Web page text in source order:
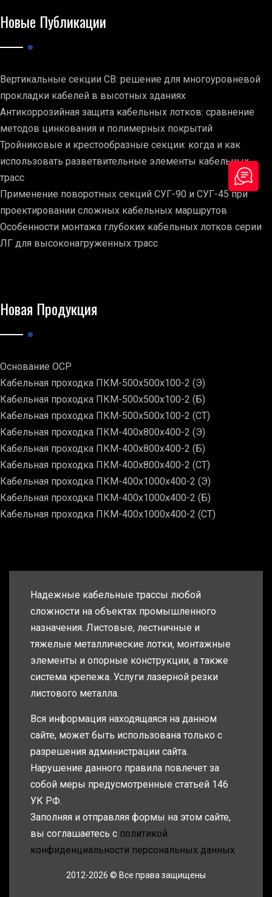
Новые Публикации
Вертикальные секции СВ: решение для многоуровневой
прокладки кабелей в высотных зданиях
Антикоррозийная защита кабельных лотков: сравнение
методов цинкования и полимерных покрытий
Тройниковые и крестообразные секции: когда и как
использовать разветвительные элементы кабельных
трасс
Применение поворотных секций СУГ-90 и СУГ-45 при
проектировании сложных кабельных маршрутов
Особенности монтажа глубоких кабельных лотков серии
ЛГ для высоконагруженных трасс
Новая Продукция
Основание ОСР
Кабельная проходка ПКМ-500х500х100-2 (Э)
Кабельная проходка ПКМ-500х500х100-2 (Б)
Кабельная проходка ПКМ-500х500х100-2 (СТ)
Кабельная проходка ПКМ-400х800х400-2 (Э)
Кабельная проходка ПКМ-400х800х400-2 (Б)
Кабельная проходка ПКМ-400х800х400-2 (СТ)
Кабельная проходка ПКМ-400х1000х400-2 (Э)
Кабельная проходка ПКМ-400х1000х400-2 (Б)
Кабельная проходка ПКМ-400х1000х400-2 (СТ)
Надежные кабельные трассы любой
сложности на объектах промышленного
назначения. Листовые, лестничные и
тяжелые металлические лотки, монтажные
элементы и опорные конструкции, а также
система крепежа. Услуги лазерной резки
листового металла.
Вся информация находящаяся на данном
сайте, может быть использована только с
разрешения администрации сайта.
Нарушение данного правила повлечет за
собой меры предусмотренные статьей 146
УК РФ.
Заполняя и отправляя формы на этом сайте,
вы соглашаетесь с политикой
конфиденциальности персональных данных
2012-2026 © Все права защищены